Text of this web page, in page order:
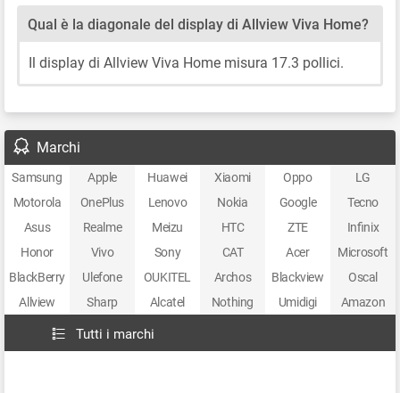
Qual è la diagonale del display di Allview Viva Home?
Il display di Allview Viva Home misura 17.3 pollici.
Marchi
Samsung Apple Huawei Xiaomi Oppo
LG
Motorola
OnePlus Lenovo Nokia Google
Tecno
Asus
Realme Meizu HTC ZTE
Infinix
Honor
Vivo Sony CAT Acer
Microsoft
BlackBerry
Ulefone OUKITEL Archos Blackview
Oscal
Allview
Sharp Alcatel Nothing Umidigi Amazon
Tutti i marchi